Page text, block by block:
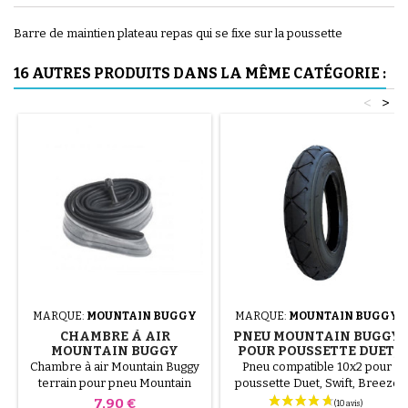
Barre de maintien plateau repas qui se fixe sur la poussette
16 AUTRES PRODUITS DANS LA MÊME CATÉGORIE :
>
<
MARQUE: MOUNTAIN BUGGY
CHAMBRE À AIR
MOUNTAIN BUGGY
TERRAIN
Chambre à air Mountain Buggy
terrain pour pneu Mountain
Buggy terrain 16x1.75
Prix
7,90 €
MARQUE: MOUNTAIN BUGGY
PNEU MOUNTAIN BUGGY
POUR POUSSETTE DUET,
SWIFT, BREEZE
Pneu compatible 10x2 pour
poussette Duet, Swift, Breeze